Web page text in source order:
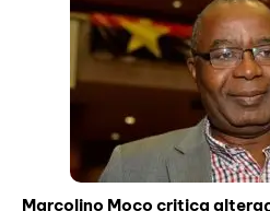
Marcolino Moco critica